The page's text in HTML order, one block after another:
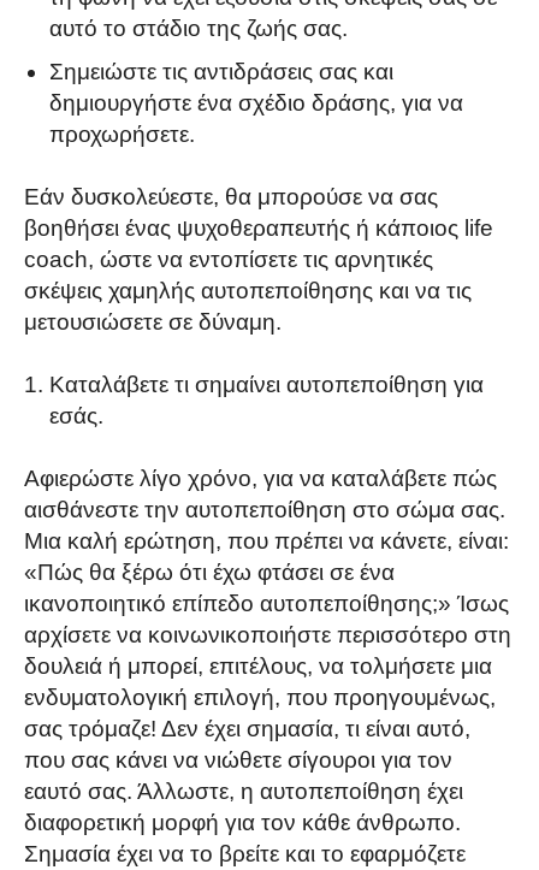
αυτό το στάδιο της ζωής σας.
Σημειώστε τις αντιδράσεις σας και
δημιουργήστε ένα σχέδιο δράσης, για να
προχωρήσετε.
Εάν δυσκολεύεστε, θα μπορούσε να σας
βοηθήσει ένας ψυχοθεραπευτής ή κάποιος life
coach, ώστε να εντοπίσετε τις αρνητικές
σκέψεις χαμηλής αυτοπεποίθησης και να τις
μετουσιώσετε σε δύναμη.
Καταλάβετε τι σημαίνει αυτοπεποίθηση για
εσάς.
Αφιερώστε λίγο χρόνο, για να καταλάβετε πώς
αισθάνεστε την αυτοπεποίθηση στο σώμα σας.
Μια καλή ερώτηση, που πρέπει να κάνετε, είναι:
«Πώς θα ξέρω ότι έχω φτάσει σε ένα
ικανοποιητικό επίπεδο αυτοπεποίθησης;» Ίσως
αρχίσετε να κοινωνικοποιήστε περισσότερο στη
δουλειά ή μπορεί, επιτέλους, να τολμήσετε μια
ενδυματολογική επιλογή, που προηγουμένως,
σας τρόμαζε! Δεν έχει σημασία, τι είναι αυτό,
που σας κάνει να νιώθετε σίγουροι για τον
εαυτό σας. Άλλωστε, η αυτοπεποίθηση έχει
διαφορετική μορφή για τον κάθε άνθρωπο.
Σημασία έχει να το βρείτε και το εφαρμόζετε